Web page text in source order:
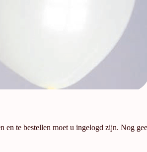
en te bestellen moet u ingelogd zijn. Nog